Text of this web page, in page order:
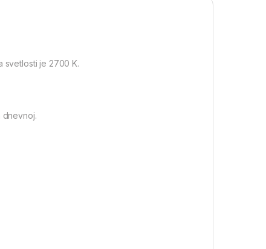
svetlosti je 2700 K.
dnevnoj.